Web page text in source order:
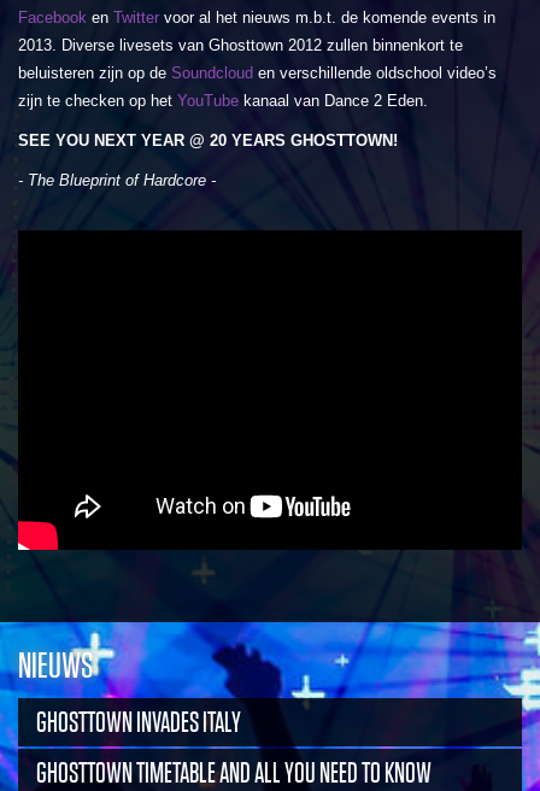
Facebook en Twitter voor al het nieuws m.b.t. de komende events in
2013. Diverse livesets van Ghosttown 2012 zullen binnenkort te
beluisteren zijn op de Soundcloud en verschillende oldschool video’s
zijn te checken op het YouTube kanaal van Dance 2 Eden.
SEE YOU NEXT YEAR @ 20 YEARS GHOSTTOWN!
- The Blueprint of Hardcore -
NIEUWS
GHOSTTOWN INVADES ITALY
GHOSTTOWN TIMETABLE AND ALL YOU NEED TO KNOW